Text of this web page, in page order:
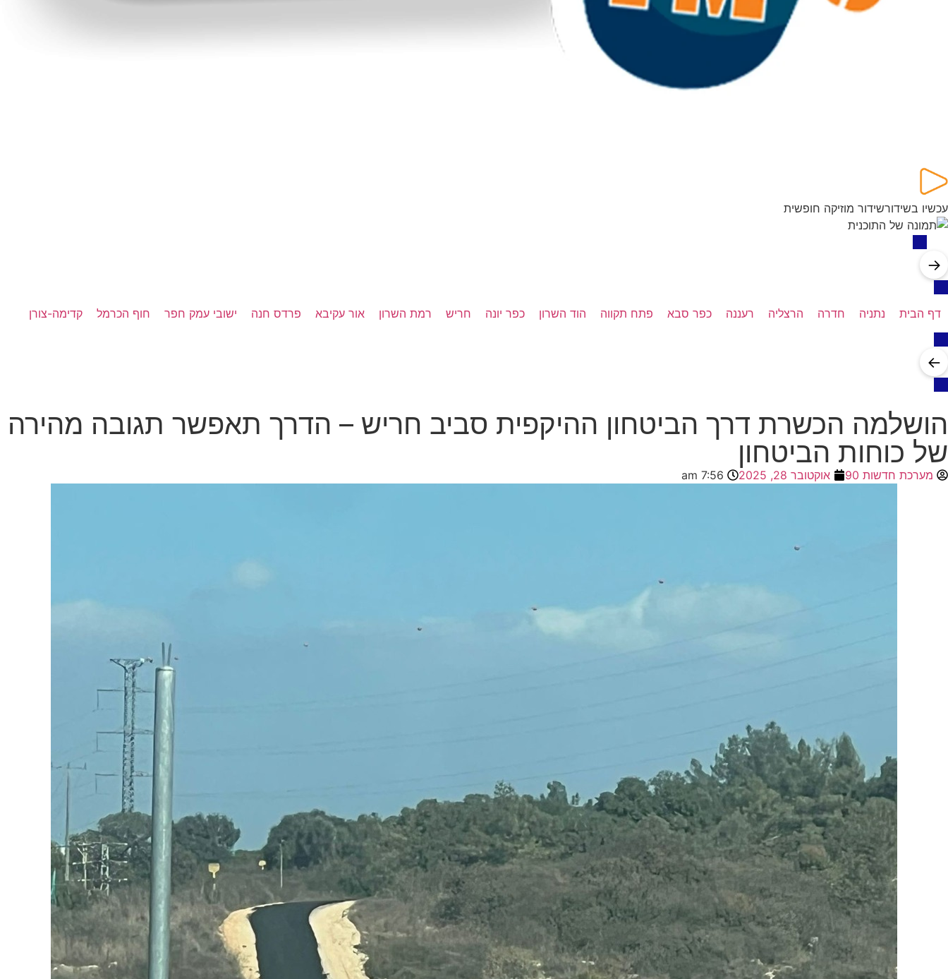
עכשיו בשידורשידור מוזיקה חופשית
→
דף הבית נתניה חדרה הרצליה רעננה כפר סבא פתח תקווה הוד השרון כפר יונה חריש רמת השרון אור עקיבא פרדס חנה ישובי עמק חפר חוף הכרמל קדימה-צורן
←
הושלמה הכשרת דרך הביטחון ההיקפית סביב חריש – הדרך תאפשר תגובה מהירה
של כוחות הביטחון
מערכת חדשות 90 אוקטובר 28, 2025 7:56 am